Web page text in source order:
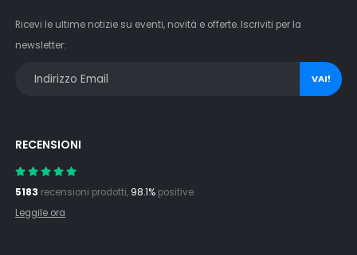
Ricevi le ultime notizie su eventi, novità e offerte. Iscriviti per la
newsletter:
VAI!
RECENSIONI
5183 recensioni prodotti, 98.1% positive.
Leggile ora